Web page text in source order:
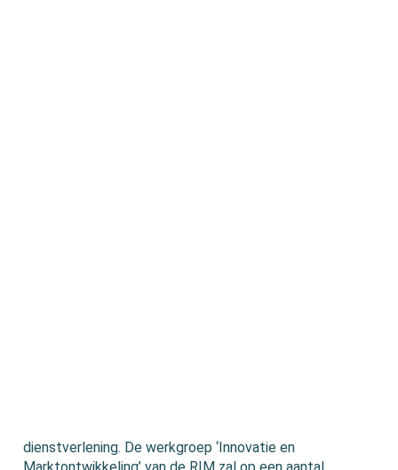
dienstverlening. De werkgroep ‘Innovatie en